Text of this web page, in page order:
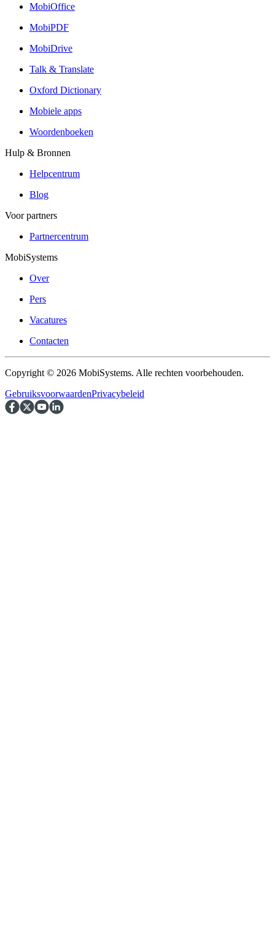
MobiOffice
MobiPDF
MobiDrive
Talk & Translate
Oxford Dictionary
Mobiele apps
Woordenboeken
Hulp & Bronnen
Helpcentrum
Blog
Voor partners
Partnercentrum
MobiSystems
Over
Pers
Vacatures
Contacten
Copyright © 2026 MobiSystems. Alle rechten voorbehouden.
GebruiksvoorwaardenPrivacybeleid